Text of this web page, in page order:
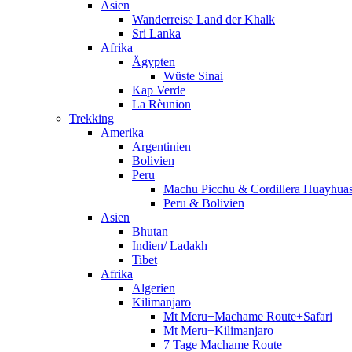
Asien
Wanderreise Land der Khalk
Sri Lanka
Afrika
Ägypten
Wüste Sinai
Kap Verde
La Rèunion
Trekking
Amerika
Argentinien
Bolivien
Peru
Machu Picchu & Cordillera
Peru & Bolivien
Asien
Bhutan
Indien/ Ladakh
Tibet
Afrika
Algerien
Kilimanjaro
Mt Meru+Machame Route+Safari
Mt Meru+Kilimanjaro
7 Tage Machame Route